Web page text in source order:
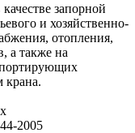
запорной
и хозяйственно-
отопления,
а также на
крана.
2005